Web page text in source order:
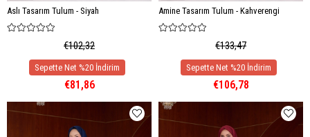
Aslı Tasarım Tulum - Siyah
€102,32
€81,86
Amine Tasarım Tulum - Kahverengi
€133,47
€106,78